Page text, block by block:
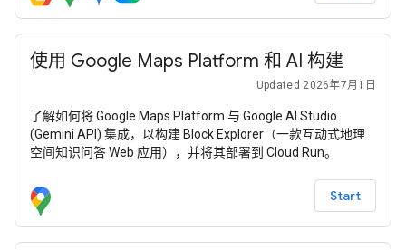
使用 Google Maps Platform 和 AI 构建
Updated 2026年7月1日
了解如何将 Google Maps Platform 与 Google AI Studio
(Gemini API) 集成，以构建 Block Explorer（一款互动式地理
空间知识问答 Web 应用），并将其部署到 Cloud Run。
Start